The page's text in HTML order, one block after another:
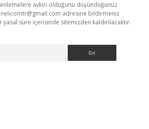
aykırı olduğunu düşündüğünüz
adresine bildirmeniz
süre içerisinde sitemizden kaldırılacaktır.